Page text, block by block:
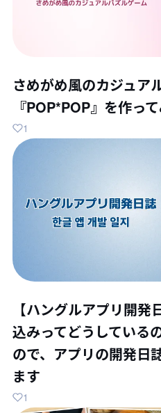
さめがめ風のカジュア
『POP*POP』を作っ
1
【ハングルアプリ開
込みってどうしている
ので、アプリの開発日
ます
1